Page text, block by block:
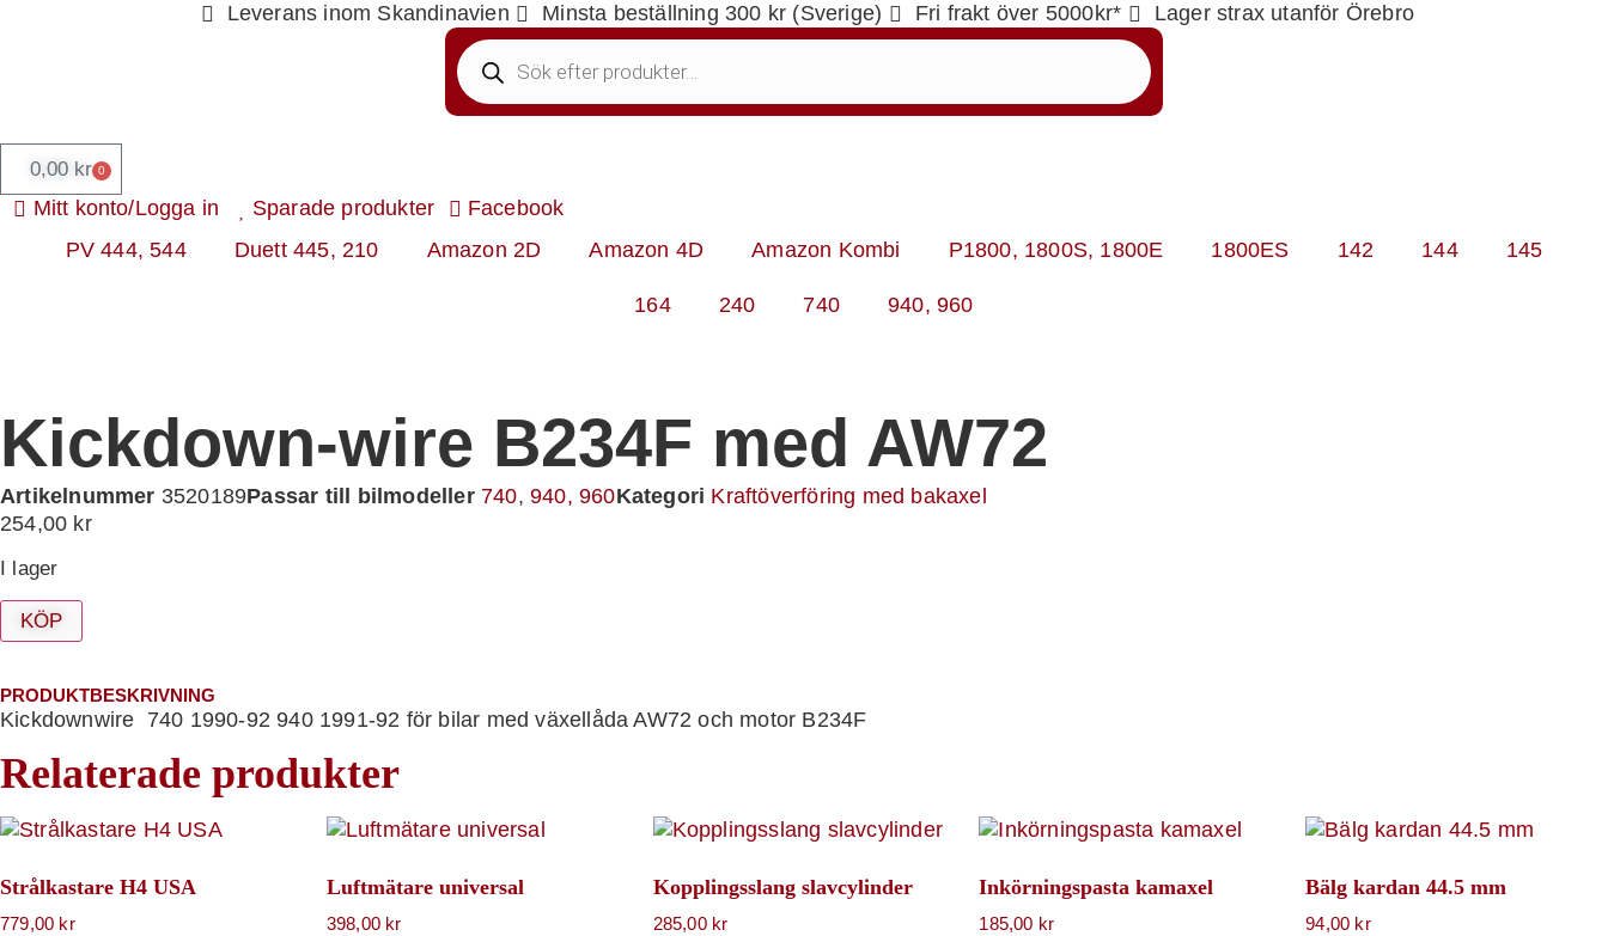
Leverans inom Skandinavien Minsta beställning 300 kr (Sverige) Fri frakt över 5000kr* Lager strax utanför Örebro
0,00 kr 0
Mitt konto/Logga in Sparade produkter
Facebook
PV 444, 544
Duett 445, 210 Amazon 2D Amazon 4D Amazon Kombi P1800, 1800S, 1800E 1800ES 142 144 145
164 240 740 940, 960
Kickdown-wire B234F med AW72
Artikelnummer 3520189Passar till bilmodeller 740,940, 960Kategori Kraftöverföring med bakaxel
254,00 kr
I lager
KÖP
PRODUKTBESKRIVNING
Kickdownwire 740 1990-92 940 1991-92 för bilar med växellåda AW72 och motor B234F
Relaterade produkter
Strålkastare H4 USA
779,00 kr
Luftmätare universal
398,00 kr
Kopplingsslang slavcylinder
285,00 kr
Inkörningspasta kamaxel
185,00 kr
Bälg kardan 44.5 mm
94,00 kr